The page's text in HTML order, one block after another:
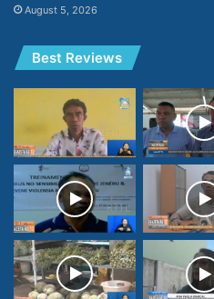
August 5, 2026
Best Reviews